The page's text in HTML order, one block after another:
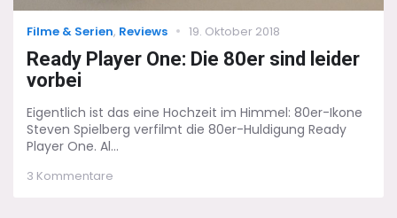
Categories
Filme & Serien, Reviews
Posted
19. Oktober 2018
Ready Player One: Die 80er sind leider
vorbei
Eigentlich ist das eine Hochzeit im Himmel: 80er-Ikone
Steven Spielberg verfilmt die 80er-Huldigung Ready
Player One. Al...
3 Kommentare